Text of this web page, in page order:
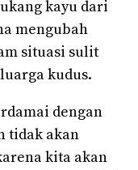
kayu dari
mengubah
situasi sulit
kudus.
dengan
tidak akan
kita akan